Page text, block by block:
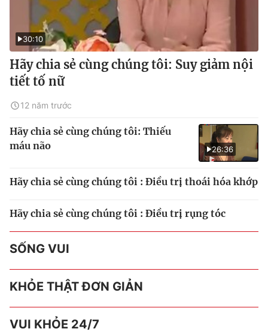
30:10
Hãy chia sẻ cùng chúng tôi: Suy giảm nội
tiết tố nữ
12 năm trước
26:36
Hãy chia sẻ cùng chúng tôi: Thiếu
máu não
Hãy chia sẻ cùng chúng tôi : Điều trị thoái hóa khớp
Hãy chia sẻ cùng chúng tôi : Điều trị rụng tóc
SỐNG VUI
KHỎE THẬT ĐƠN GIẢN
VUI KHỎE 24/7